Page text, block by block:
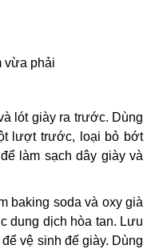
vừa phải
lót giày ra trước. Dùng
lượt trước, loại bỏ bớt
làm sạch dây giày và
baking soda và oxy già
dung dịch hòa tan. Lưu
vệ sinh đế giày. Dùng